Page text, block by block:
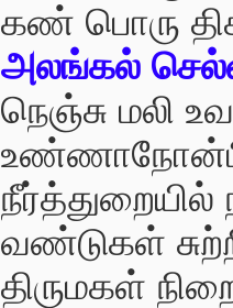
கண் பொரு
அலங்கல்
நெஞ்சு மலி
நீர்த்துறையில்
வண்டுகள்
திருமகள்